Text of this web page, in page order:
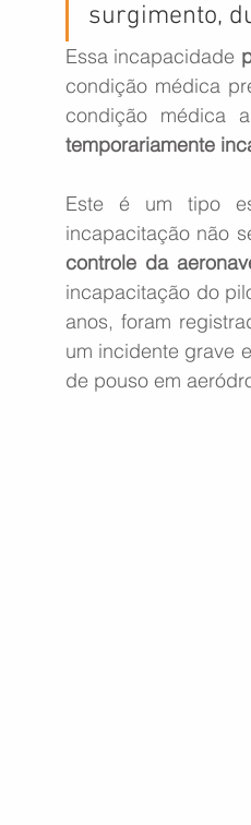
surgimento,
Essa incapacidade
condição médica
temporariamente
Este é um tipo
incapacitação não
controle da
incapacitação do
anos, foram
um incidente grave
de pouso em